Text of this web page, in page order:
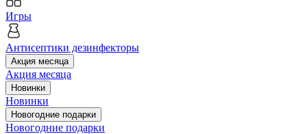
Игры
Антисептики дезинфекторы
Акция месяца
Акция месяца
Новинки
Новинки
Новогодние подарки
Новогодние подарки